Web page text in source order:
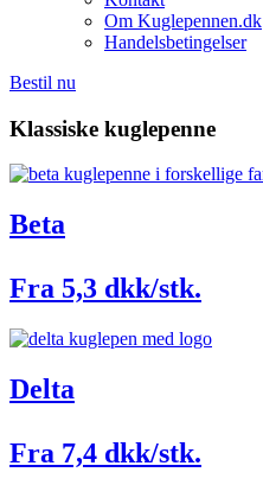
Om Kuglepennen.dk
Handelsbetingelser
Bestil nu
Klassiske kuglepenne
Beta
Fra 5,3 dkk/stk.
Delta
Fra 7,4 dkk/stk.